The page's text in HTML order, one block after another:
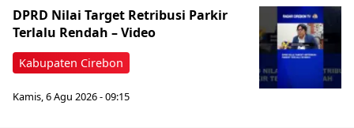
Kabupaten Cirebon
‎DPRD Nilai Target Retribusi Parkir
Terlalu Rendah – Video
Kamis, 6 Agu 2026 - 09:15